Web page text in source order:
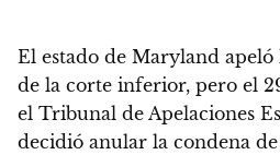
El estado de Maryland
de la corte inferior, pero el
el Tribunal de Apelaciones
decidió anular la condena de